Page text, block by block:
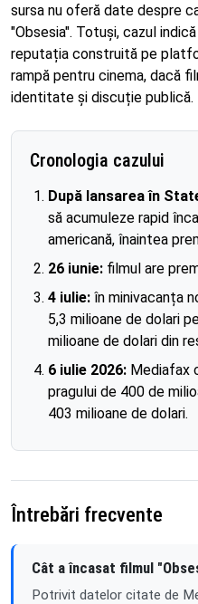
sursa nu oferă date despre
"Obsesia". Totuși, cazul
reputația construită pe
rampă pentru cinema, dacă
identitate și discuție publică.
Cronologia cazului
După lansarea în
să acumuleze rapid
americană, înaintea
26 iunie: filmul are
4 iulie: în minivacanța
5,3 milioane de dolari
milioane de dolari din
6 iulie 2026: Mediafax
pragului de 400 de
403 milioane de dolari.
Întrebări frecvente
Cât a încasat filmul
Potrivit datelor citate de